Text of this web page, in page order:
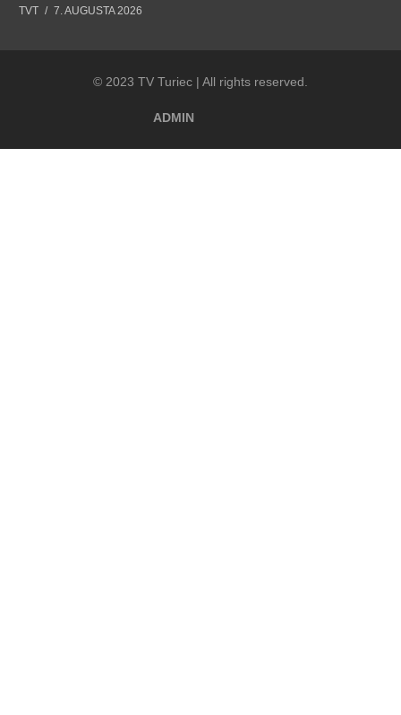
stará Sociálny podnik.
TVT 7. AUGUSTA 2026
© 2023 TV Turiec | All rights reserved.
ADMIN